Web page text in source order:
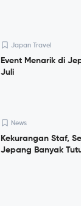
Japan Travel
Event Menarik di
Juli
News
Kekurangan Staf,
Jepang Banyak